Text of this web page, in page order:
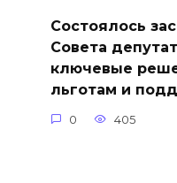
Состоялось
Совета
ключевые
льготам и
0 405